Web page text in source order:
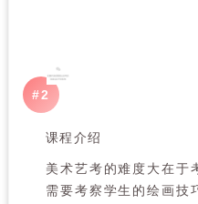
#2
课程介绍
美术艺考的难度大在于
需要考察学生的绘画技